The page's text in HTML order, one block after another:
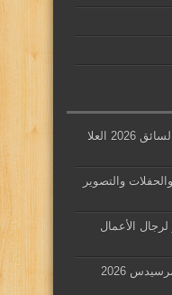
تأجير سيارات مرسيدس E200 بالسائق 2026 العلا
والتصوير
الأعمال
العلا ليمو لتأجير احدث سيارات مرسيدس 2026